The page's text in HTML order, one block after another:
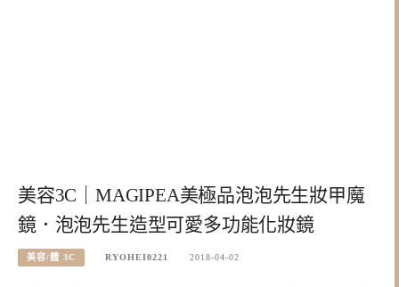
美容3C｜MAGIPEA美極品泡泡先生妝甲魔
鏡．泡泡先生造型可愛多功能化妝鏡
美容/體 3C RYOHEI0221 2018-04-02